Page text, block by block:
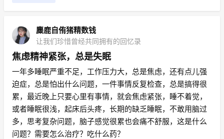
麋鹿自侑猪精数钱
让我们珍惜曾经共同拥有的回忆录
焦虑精神紧张，总是失眠
一年多睡眠严重不足，工作压力大，总是焦虑，还有点儿强
迫症，总是怕出什么问题，一件事情反复检查，总是搞得很
累，最近晚上只要心里有事情，就会焦虑紧张，睡不着觉，
或者睡眠很浅，起床后头疼，长期的缺乏睡眠，不敢用脑过
多，思考复杂问题，脑子感觉很累也会痛不舒服，这是什么
问题？需要怎么治疗？吃什么药？